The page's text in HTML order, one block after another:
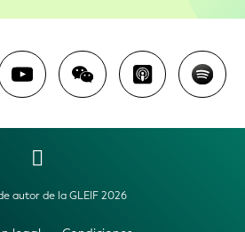
autor de la GLEIF 2026